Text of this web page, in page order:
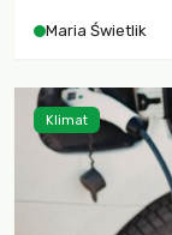
Maria Świetlik
Klimat